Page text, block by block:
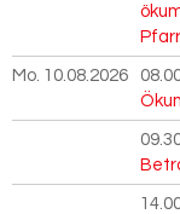
Mo. 10.08.2026